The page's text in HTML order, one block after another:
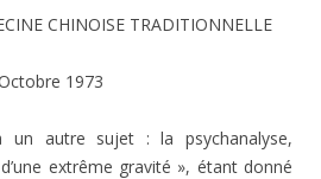
CHINOISE TRADITIONNELLE
1973
un autre sujet : la psychana­lyse,
extrême gravité », étant donné